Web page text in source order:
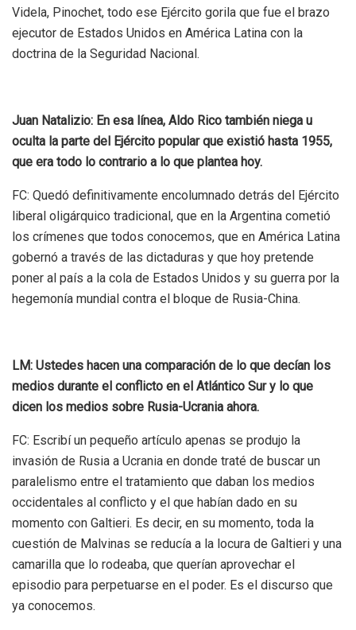
Videla, Pinochet, todo ese Ejército gorila que fue el brazo
ejecutor de Estados Unidos en América Latina con la
doctrina de la Seguridad Nacional.
Juan Natalizio: En esa línea, Aldo Rico también niega u
oculta la parte del Ejército popular que existió hasta 1955,
que era todo lo contrario a lo que plantea hoy.
FC: Quedó definitivamente encolumnado detrás del Ejército
liberal oligárquico tradicional, que en la Argentina cometió
los crímenes que todos conocemos, que en América Latina
gobernó a través de las dictaduras y que hoy pretende
poner al país a la cola de Estados Unidos y su guerra por la
hegemonía mundial contra el bloque de Rusia-China.
LM: Ustedes hacen una comparación de lo que decían los
medios durante el conflicto en el Atlántico Sur y lo que
dicen los medios sobre Rusia-Ucrania ahora.
FC: Escribí un pequeño artículo apenas se produjo la
invasión de Rusia a Ucrania en donde traté de buscar un
paralelismo entre el tratamiento que daban los medios
occidentales al conflicto y el que habían dado en su
momento con Galtieri. Es decir, en su momento, toda la
cuestión de Malvinas se reducía a la locura de Galtieri y una
camarilla que lo rodeaba, que querían aprovechar el
episodio para perpetuarse en el poder. Es el discurso que
ya conocemos.